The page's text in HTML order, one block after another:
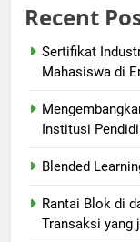
Recent
Sertifikat
Mahasiswa di
Institusi
Blended
Rantai Blok di
Transaksi yang